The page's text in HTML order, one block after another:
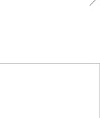
三宮
那覇オ